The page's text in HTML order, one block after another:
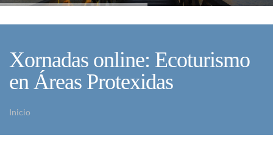
Xornadas online: Ecoturismo
en Áreas Protexidas
Inicio